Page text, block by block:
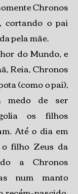
Chronos
cortando o pai
pela mãe.
do Mundo, e
Reia, Chronos
(como o pai),
medo de ser
os filhos
Até o dia em
filho Zeus da
a Chronos
num manto